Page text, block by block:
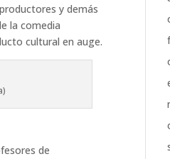
y demás
la comedia
cultural en auge.
de